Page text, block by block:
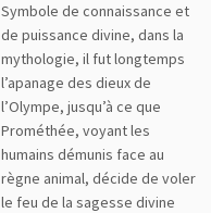
Symbole de connaissance et
de puissance divine, dans la
mythologie, il fut longtemps
l’apanage des dieux de
l’Olympe, jusqu’à ce que
Prométhée, voyant les
humains démunis face au
règne animal, décide de voler
le feu de la sagesse divine